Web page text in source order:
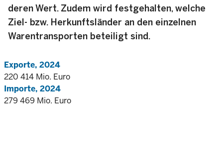
deren Wert. Zudem wird festgehalten, welche
Ziel- bzw. Herkunftsländer an den einzelnen
Warentransporten beteiligt sind.
Exporte, 2024
220 414 Mio. Euro
Importe, 2024
279 469 Mio. Euro